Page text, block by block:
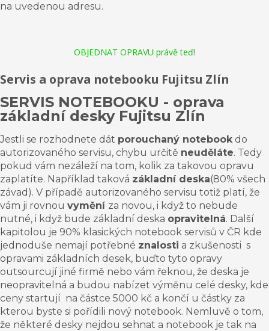
na uvedenou adresu.
OBJEDNAT OPRAVU právě teď!
Servis a oprava notebooku Fujitsu Zlín
SERVIS NOTEBOOKU - oprava
základní desky Fujitsu Zlín
Jestli se rozhodnete dát porouchaný notebookdo
autorizovaného servisu, chybu určitě neuděláte. Tedy
pokud vám nezáleží na tom, kolik za takovou opravu
zaplatíte. Například taková základní deska(80% všech
závad). V případě autorizovaného servisu totiž platí, že
vám ji rovnou vymění za novou, i když to nebude
nutné, i když bude základní deska opravitelná. Další
kapitolou je 90% klasických notebook servisů v ČR kde
jednoduše nemají potřebné znalosti a zkušenosti s
opravami základních desek, buďto tyto opravy
outsourcují jiné firmě nebo vám řeknou, že deska je
neopravitelná a budou nabízet výměnu celé desky, kde
ceny startují na částce 5000 kč a končí u částky za
kterou byste si pořídili nový notebook. Nemluvě o tom,
že některé desky nejdou sehnat a notebook je tak na